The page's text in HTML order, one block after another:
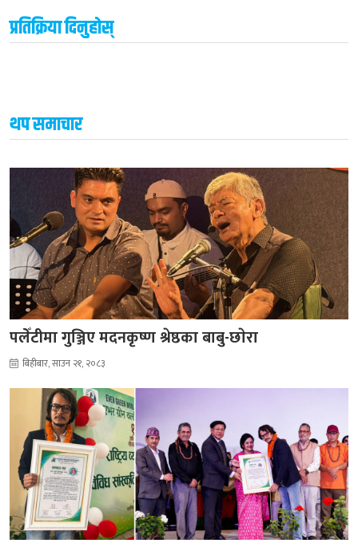
प्रतिक्रिया दिनुहोस्
थप समाचार
पलेँटीमा गुञ्जिए मदनकृष्ण श्रेष्ठका बाबु-छाेरा
बिहीबार, साउन २१, २०८३